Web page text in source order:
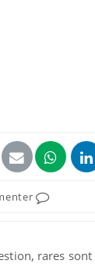
rares
pourrait-il
?
pourrait